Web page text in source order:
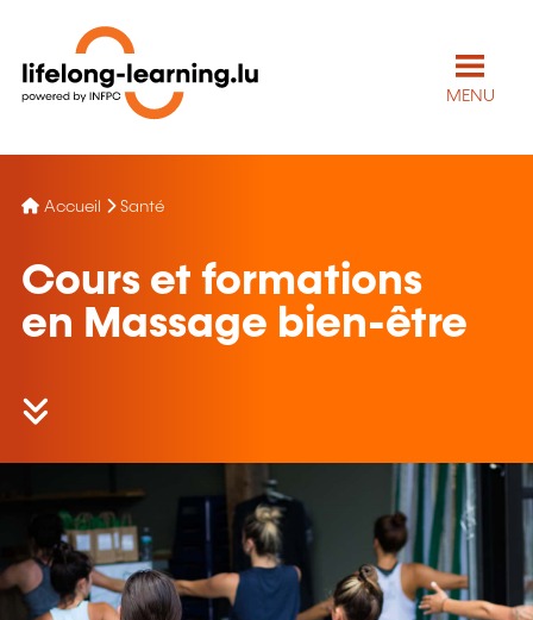
MENU
Accueil Santé
Cours et formations
en Massage bien-être